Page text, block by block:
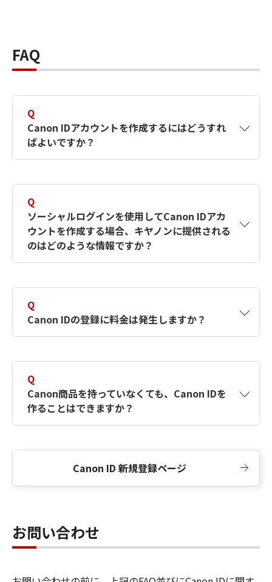
FAQ
Q
Canon IDアカウントを作成するにはどうすれ
ばよいですか？
す。詳しい作成方法は【カメラ】Canon IDとは
何ですか？Canon IDの作成方法は？をご確認く
ださい。
Q
ソーシャルログインを使用してCanon IDアカ
ウントを作成する場合、キヤノンに提供される
のはどのような情報ですか？
択したサービスから取得します。アカウントを
簡単に作成できるように、この情報を使用して
Canon IDの登録フォームを入力します。
Q
Canon IDの登録に料金は発生しますか？
Q
Canon商品を持っていなくても、Canon IDを
作ることはできますか？
Canon ID 新規登録ページ
お問い合わせ